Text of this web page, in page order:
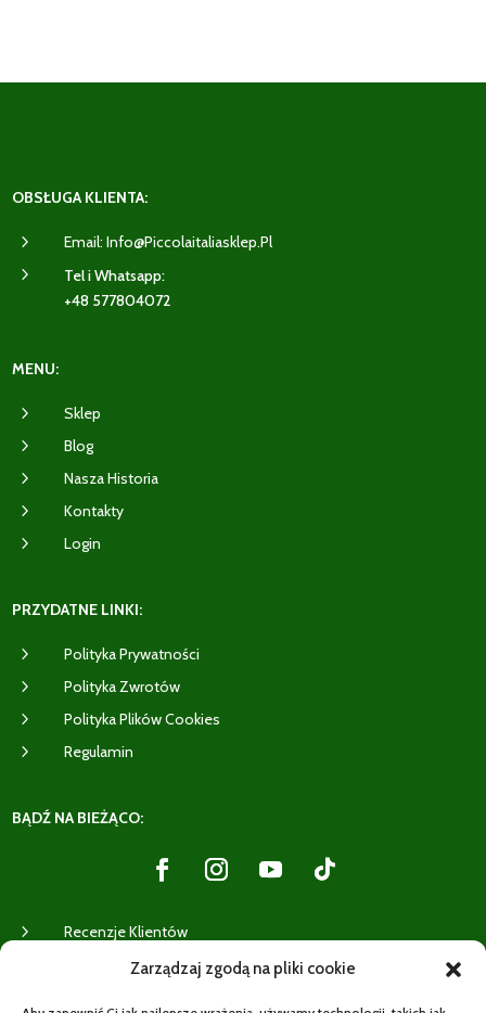
Zarządzaj zgodą na pliki cookie
OBSŁUGA KLIENTA:
5 Email: Info@piccolaitaliasklep.pl
5
Tel i Whatsapp:
+48 577804072
MENU:
5 Sklep
5 Blog
5 Nasza Historia
5 Kontakty
5 Login
PRZYDATNE LINKI:
5 Polityka Prywatności
5 Polityka Zwrotów
5 Polityka Plików Cookies
5 Regulamin
BĄDŹ NA BIEŻĄCO:
5 Recenzje Klientów